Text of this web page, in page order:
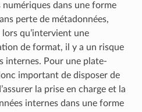
dans une forme
perte de métadonnées,
qu’intervient une
de format, il y a un risque
internes. Pour une plate-
important de disposer de
la prise en charge et la
internes dans une forme